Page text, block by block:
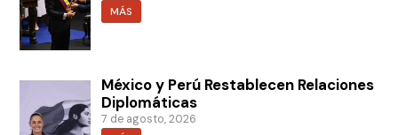
MÁS
México y Perú Restablecen Relaciones
Diplomáticas
7 de agosto, 2026